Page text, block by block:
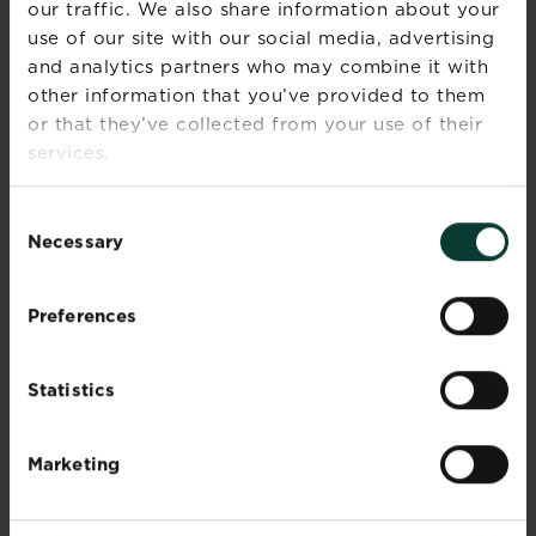
our traffic. We also share information about your
use of our site with our social media, advertising
and analytics partners who may combine it with
other information that you’ve provided to them
or that they’ve collected from your use of their
services.
Selection
Necessary
Preferences
Statistics
Marketing
SUBSTRAL